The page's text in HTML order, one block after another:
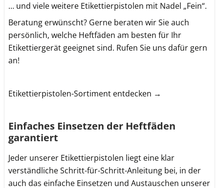
… und viele weitere Etikettierpistolen mit Nadel „Fein“.
Beratung erwünscht? Gerne beraten wir Sie auch
persönlich, welche Heftfäden am besten für Ihr
Etikettiergerät geeignet sind. Rufen Sie uns dafür gern
an!
Etikettierpistolen-Sortiment entdecken →
Einfaches Einsetzen der Heftfäden
garantiert
Jeder unserer Etikettierpistolen liegt eine klar
verständliche Schritt-für-Schritt-Anleitung bei, in der
auch das einfache Einsetzen und Austauschen unserer